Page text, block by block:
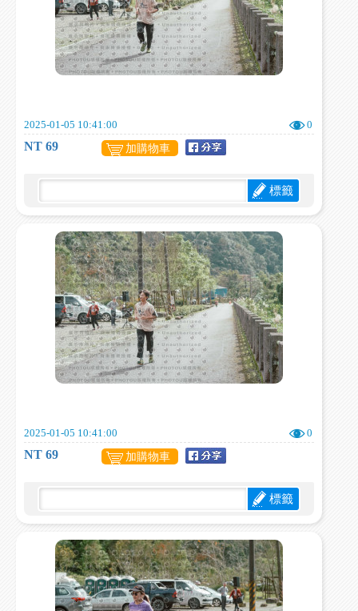
2025-01-05 10:41:00 0
NT 69 加購物車
標籤
2025-01-05 10:41:00 0
NT 69 加購物車
標籤